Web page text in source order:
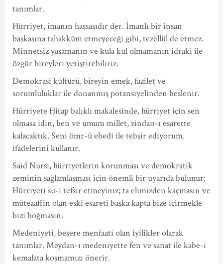
tanımlar.
Hürriyet, imanın hassasıdır der. İmanlı bir insan
başkasına tahakküm etmeyeceği gibi, tezellül de etmez.
Minnetsiz yaşamanın ve kula kul olmamanın idraki ile
özgür bireyleri yetiştirebiliriz.
Demokrasi kültürü, bireyin emek, fazilet ve
sorumluluklar ile donanmış potansiyelinden beslenir.
Hürriyete Hitap balıklı makalesinde, hürriyet için sen
olmasa idin, ben ve umum millet, zindan-ı esarette
kalacaktık. Seni ömr-ü ebedi ile tebşir ediyorum.
ifadelerini kullanır.
Said Nursi, hürriyetlerin korunması ve demokratik
zeminin sağlamlaşması için önemli bir uyarıda bulunur:
Hürriyeti su-i tefsir etmeyiniz; ta elimizden kaçmasın ve
müteaaffin olan eski esareti başka kapta bize içirmekle
bizi boğmasın.
Medeniyeti, beşere menfaati olan iyilikler olarak
tanımlar. Meydan-ı medeniyette fen ve sanat ile kabe-i
kemalata koşmamızı önerir.